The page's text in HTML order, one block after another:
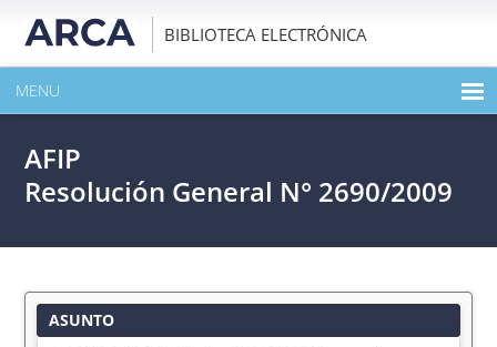
BIBLIOTECA ELECTRÓNICA
MENU
EXPANDIR TODO EL CONTENIDO DE LA PUBLICACIÓN
AFIP
Resolución General N° 2690/2009
ASUNTO